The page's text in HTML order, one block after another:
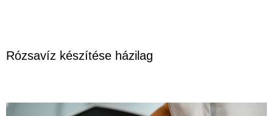
Rózsavíz készítése házilag